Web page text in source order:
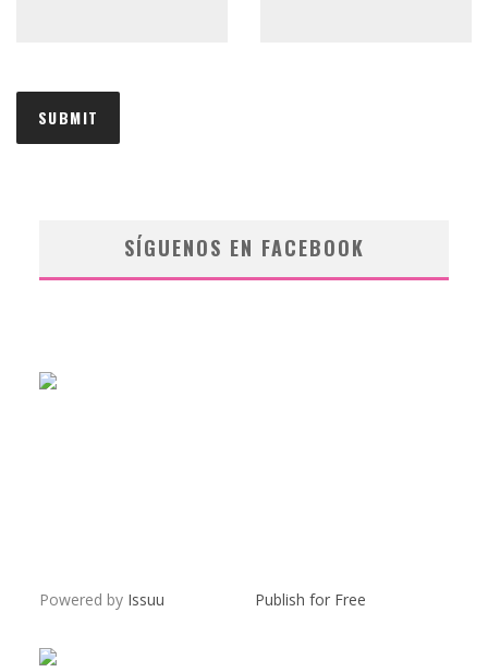
SÍGUENOS EN FACEBOOK
Powered by Issuu Publish for Free